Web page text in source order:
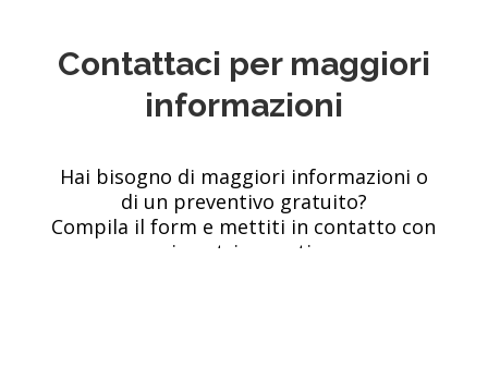
Contattaci per maggiori
informazioni
Hai bisogno di maggiori informazioni o
di un preventivo gratuito?
Compila il form e mettiti in contatto con
i nostri esperti.